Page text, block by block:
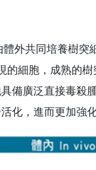
外共同培養樹突
細胞，成熟的
備廣泛直接毒殺
化，進而更加強